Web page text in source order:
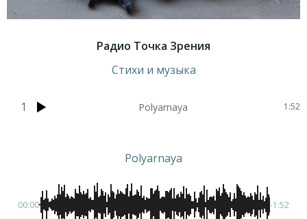
Радио Точка Зрения
Стихи и музыка
1 Polyarnaya 1:52
Polyarnaya
00:00 -1:52